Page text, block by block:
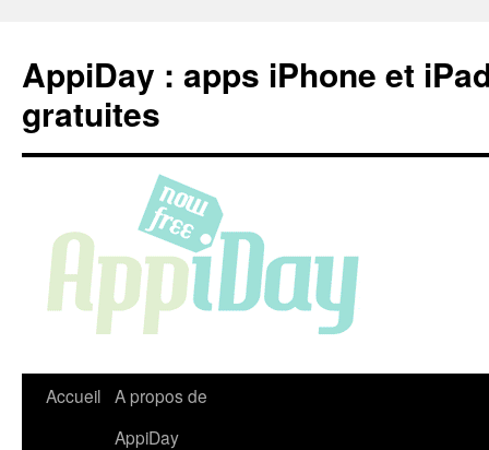
contenu
AppiDay : apps iPhone et
gratuites
Accueil A propos de
AppiDay